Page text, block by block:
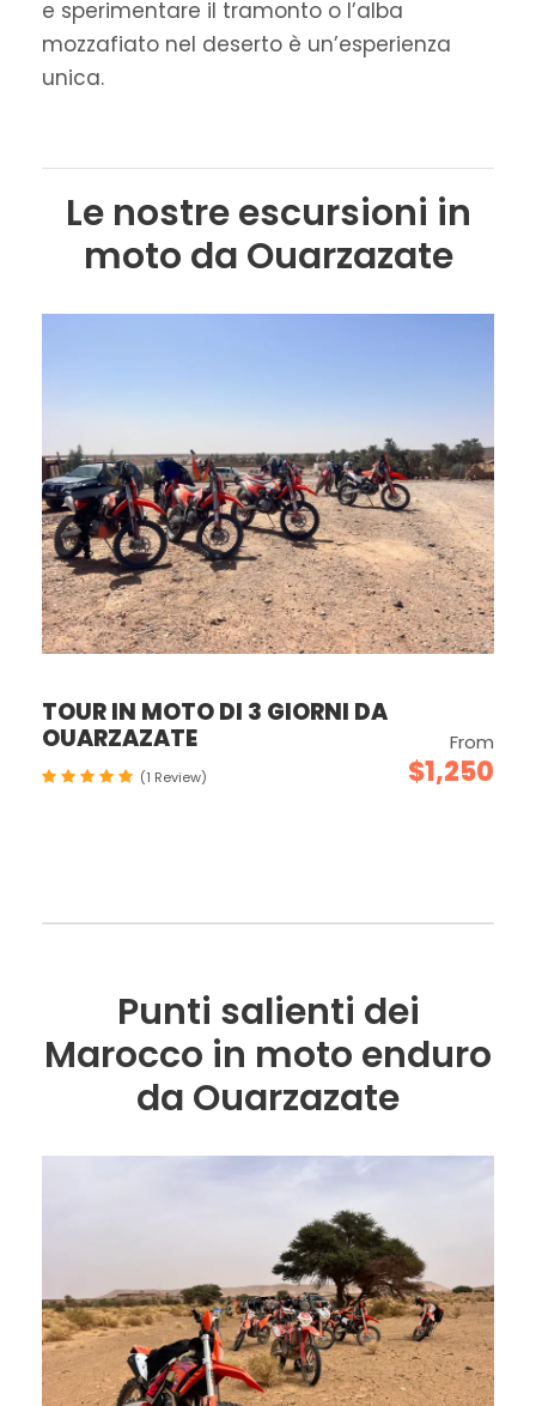
e sperimentare il tramonto o l’alba
mozzafiato nel deserto è un’esperienza
unica.
Le nostre escursioni in
moto da Ouarzazate
TOUR IN MOTO DI 3 GIORNI DA
OUARZAZATE
From
$1,250
(1 Review)
Punti salienti dei
Marocco in moto enduro
da Ouarzazate